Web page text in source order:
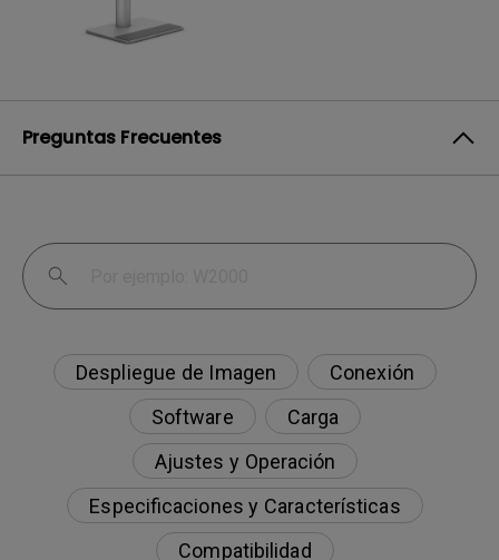
Preguntas Frecuentes
Despliegue de Imagen
Conexión
Software
Carga
Ajustes y Operación
Especificaciones y Características
Compatibilidad